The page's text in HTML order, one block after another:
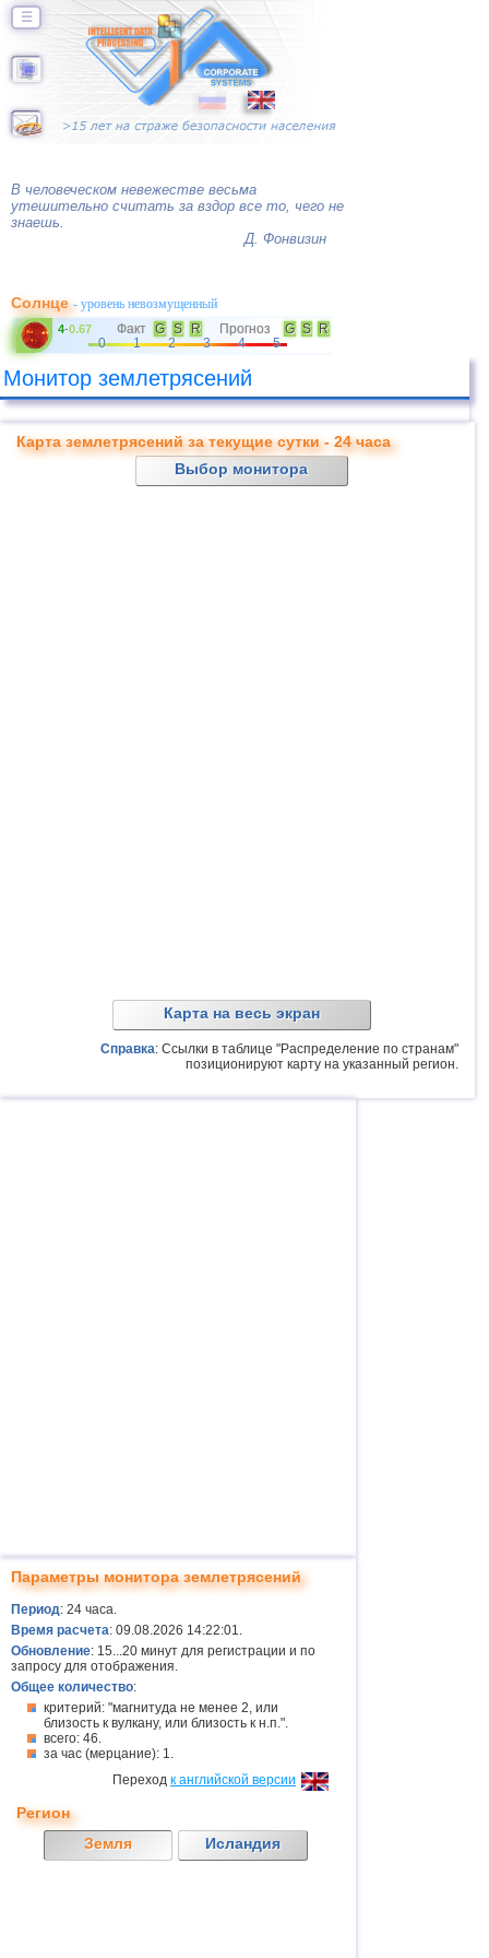
☰
В человеческом невежестве весьма
утешительно считать за вздор все то, чего не
знаешь.
Д. Фонвизин
Солнце- уровень невозмущенный
4-0.67 Факт G S R Прогноз G S
R
0
1 2 3 4 5
Монитор землетрясений
Карта землетрясений за текущие сутки - 24 часа
Выбор монитора
Карта на весь экран
Справка: Ссылки в таблице "Распределение по странам"
позиционируют карту на указанный регион.
Параметры монитора землетрясений
Период: 24 часа.
Время расчета: 09.08.2026 14:22:01.
Обновление: 15...20 минут для регистрации и по
запросу для отображения.
Общее количество:
критерий: "магнитуда не менее 2, или
близость к вулкану, или близость к н.п.".
всего: 46.
за час (мерцание): 1.
Переход к английской версии
Регион
Земля
Исландия